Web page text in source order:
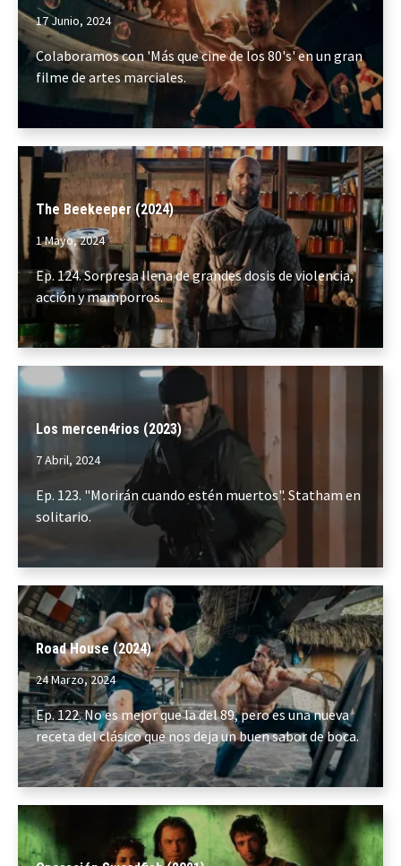
17 Junio, 2024
Colaboramos con 'Más que cine de los 80's' en un gran
filme de artes marciales.
The Beekeeper (2024)
1 Mayo, 2024
Ep. 124. Sorpresa llena de grandes dosis de violencia,
acción y mamporros.
Los mercen4rios (2023)
7 Abril, 2024
Ep. 123. "Morirán cuando estén muertos". Statham en
solitario.
Road House (2024)
24 Marzo, 2024
Ep. 122. No es mejor que la del 89, pero es una nueva
receta del clásico que nos deja un buen sabor de boca.